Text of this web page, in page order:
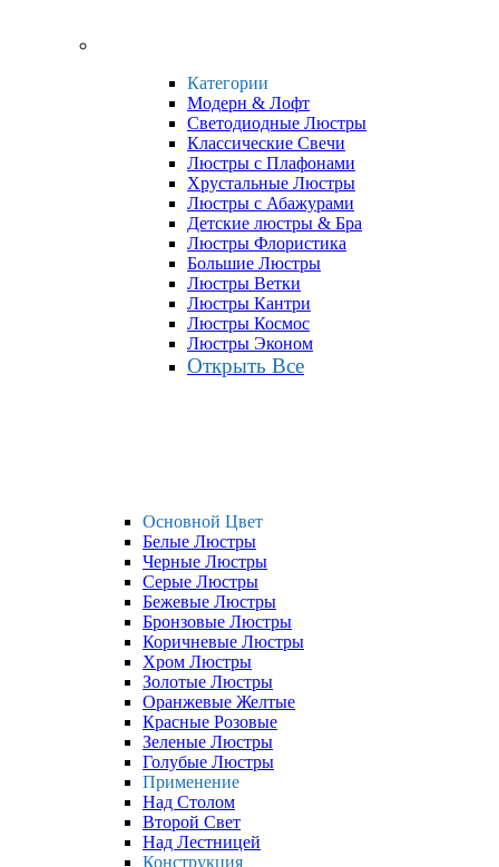
Категории
Модерн & Лофт
Светодиодные Люстры
Классические Свечи
Люстры с Плафонами
Хрустальные Люстры
Люстры с Абажурами
Детские люстры & Бра
Люстры Флористика
Большие Люстры
Люстры Ветки
Люстры Кантри
Люстры Космос
Люстры Эконом
Открыть Все
Основной Цвет
Белые Люстры
Черные Люстры
Серые Люстры
Бежевые Люстры
Бронзовые Люстры
Коричневые Люстры
Хром Люстры
Золотые Люстры
Оранжевые Желтые
Красные Розовые
Зеленые Люстры
Голубые Люстры
Применение
Над Столом
Второй Свет
Над Лестницей
Конструкция